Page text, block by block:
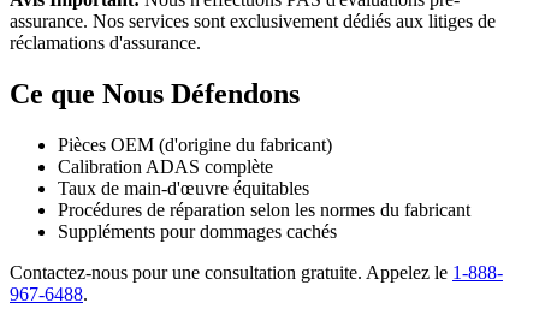
assurance. Nos services sont exclusivement dédiés aux litiges de
réclamations d'assurance.
Ce que Nous Défendons
Pièces OEM (d'origine du fabricant)
Calibration ADAS complète
Taux de main-d'œuvre équitables
Procédures de réparation selon les normes du fabricant
Suppléments pour dommages cachés
Contactez-nous pour une consultation gratuite. Appelez le 1-888-
967-6488.